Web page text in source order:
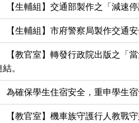
【生輔組】交通部製作之「減速
【生輔組】市府警察局製作交通
【教官室】轉發行政院出版之「
。
為確保學生住宿安全，重申學生
【教官室】機車族守護行人教戰守